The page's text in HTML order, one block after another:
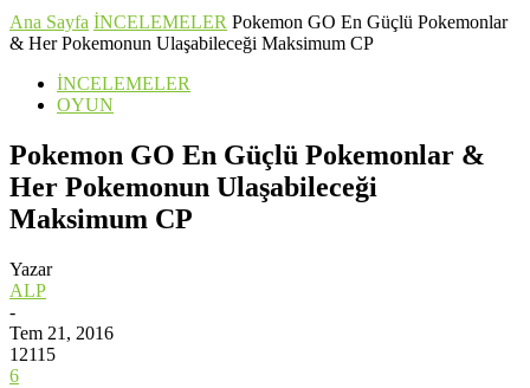
Ana Sayfa İNCELEMELER Pokemon GO En Güçlü Pokemonlar
& Her Pokemonun Ulaşabileceği Maksimum CP
İNCELEMELER
OYUN
Pokemon GO En Güçlü Pokemonlar &
Her Pokemonun Ulaşabileceği
Maksimum CP
Yazar
ALP
-
Tem 21, 2016
12115
6